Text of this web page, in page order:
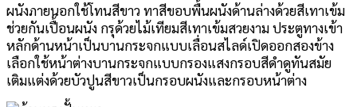
ผนังภายนอกใช้โทนสีขาว ทาสีขอบพื้นผนังด้านล่างด้วยสีเทาเข้ม
ช่วยกันเปื้อนผนัง กรุด้วยไม้เทียมสีเทาเข้มสวยงาม ประตูทางเข้า
หลักด้านหน้าเป็นบานกระจกแบบเลื่อนสไลด์เปิดออกสองข้าง
เลือกใช้หน้าต่างบานกระจกแบบกรองแสงกรอบสีดำดูทันสมัย
เติมแต่งด้วยบัวปูนสีขาวเป็นกรอบผนังและกรอบหน้าต่าง